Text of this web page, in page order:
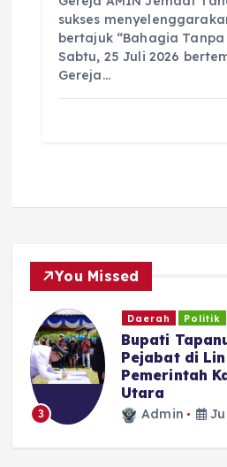
sukses
bertajuk “Bahagia
Sabtu, 25 Juli 2026
Gereja…
You Missed
3
Daerah Politik
Bupati
Pejabat di
Pemerintah
Utara
Admin